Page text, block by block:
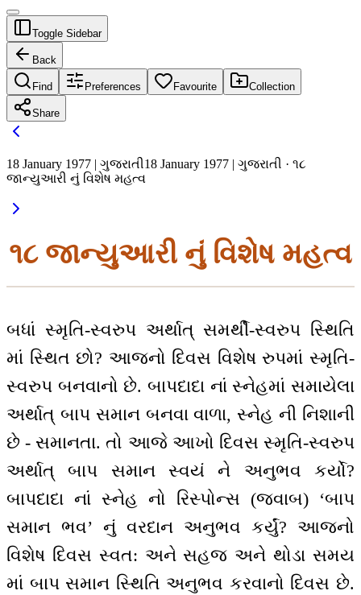
Toggle Sidebar
Back
Find Preferences Favourite Collection
Share
18 January 1977 | ગુજરાતી18 January 1977 | ગુજરાતી · ૧૮
જાન્યુઆરી નું વિશેષ મહત્વ
૧૮ જાન્યુઆરી નું વિશેષ મહત્વ
બધાં સ્મૃતિ-સ્વરુપ અર્થાત્ સમર્થી-સ્વરુપ સ્થિતિ
માં સ્થિત છો? આજનો દિવસ વિશેષ રુપમાં સ્મૃતિ-
સ્વરુપ બનવાનો છે. બાપદાદા નાં સ્નેહમાં સમાયેલા
અર્થાત્ બાપ સમાન બનવા વાળા, સ્નેહ ની નિશાની
છે - સમાનતા. તો આજે આખો દિવસ સ્મૃતિ-સ્વરુપ
અર્થાત્ બાપ સમાન સ્વયં ને અનુભવ કર્યો?
બાપદાદા નાં સ્નેહ નો રિસ્પોન્સ (જવાબ) ‘બાપ
સમાન ભવ’ નું વરદાન અનુભવ કર્યું? આજનો
વિશેષ દિવસ સ્વત: અને સહજ અને થોડા સમય
માં બાપ સમાન સ્થિતિ અનુભવ કરવાનો દિવસ છે.